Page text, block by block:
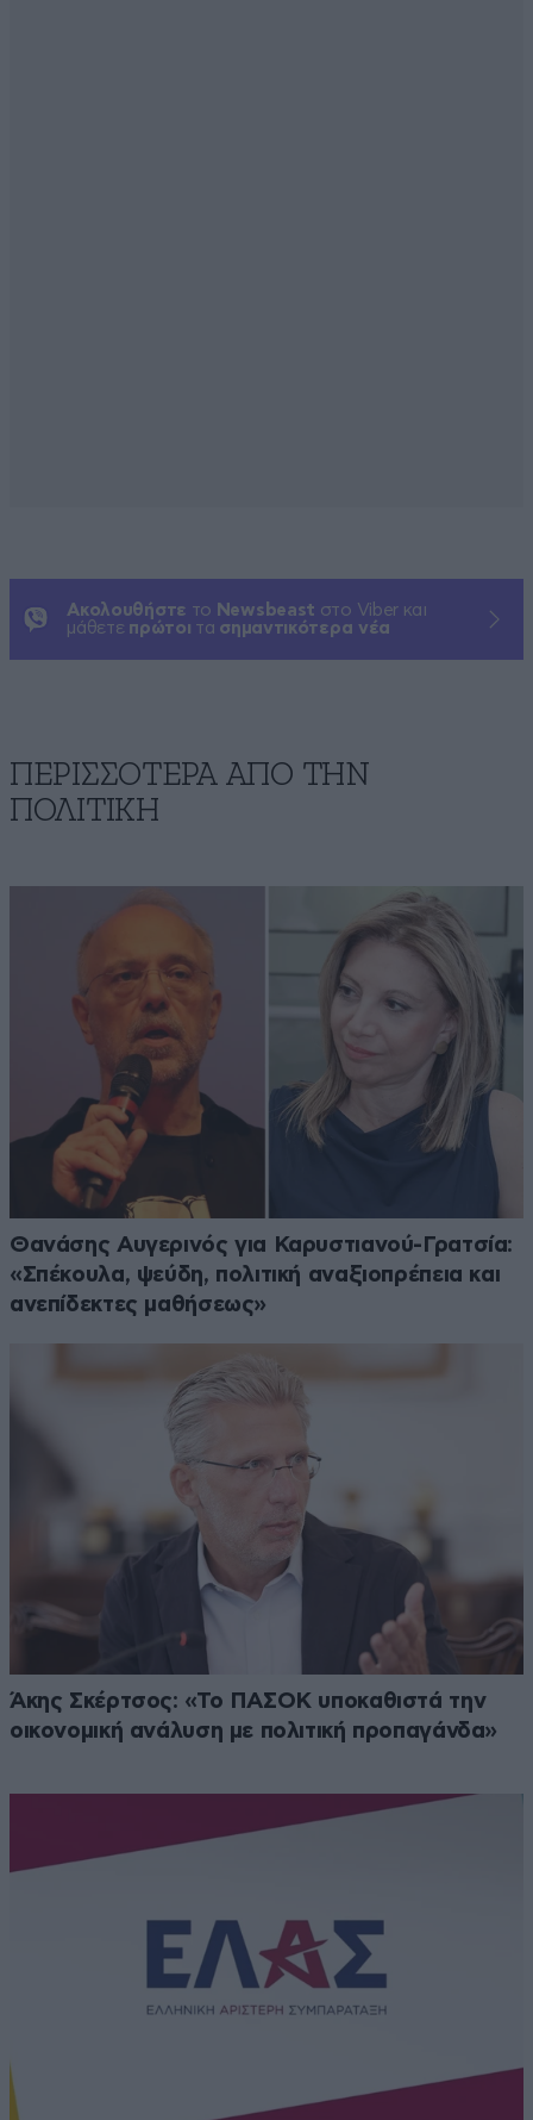
Ακολουθήστε το Newsbeast στο Viber και
μάθετε πρώτοι τα σημαντικότερα νέα
ΠΕΡΙΣΣΟΤΕΡΑ ΑΠΟ ΤΗΝ
ΠΟΛΙΤΙΚΗ
Θανάσης Αυγερινός για Καρυστιανού-Γρατσία:
«Σπέκουλα, ψεύδη, πολιτική αναξιοπρέπεια και
ανεπίδεκτες μαθήσεως»
Άκης Σκέρτσος: «Το ΠΑΣΟΚ υποκαθιστά την
οικονομική ανάλυση με πολιτική προπαγάνδα»